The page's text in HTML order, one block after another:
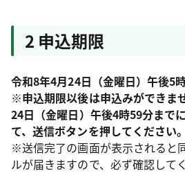
2 申込期限
令和8年4月24日（金曜日）午後5
※申込期限以後は申込みができま
24日（金曜日）午後4時59分まで
て、送信ボタンを押してください。
※送信完了の画面が表示されると
ルが届きますので、必ず確認して